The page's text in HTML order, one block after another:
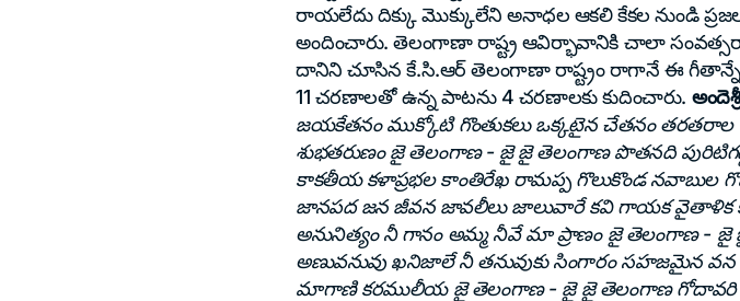
రాయలేదు దిక్కు మొక్కులేని అనాధల ఆకలి కేకల నుండి
అందించారు. తెలంగాణా రాష్ట్ర ఆవిర్భావానికి చాలా
దానిని చూసిన కే.సి.ఆర్ తెలంగాణా రాష్ట్రం రాగానే ఈ
11 చరణాలతో ఉన్న పాటను 4 చరణాలకు కుదించారు.
జయకేతనం ముక్కోటి గొంతుకలు ఒక్కటైన చేతనం తరతరాల
శుభతరుణం జై తెలంగాణ - జై జై తెలంగాణ పొతనది
కాకతీయ కళాప్రభల కాంతిరేఖ రామప్ప గొలుకొండ నవాబుల
జానపద జన జీవన జావలీలు జాలువారే కవి గాయక
అనునిత్యం నీ గానం అమ్మ నీవే మా ప్రాణం జై తెలంగాణ - జై
అణువనువు ఖనిజాలే నీ తనువుకు సింగారం సహజమైన
మాగాణి కరములీయ జై తెలంగాణ - జై జై తెలంగాణ గోదావరి